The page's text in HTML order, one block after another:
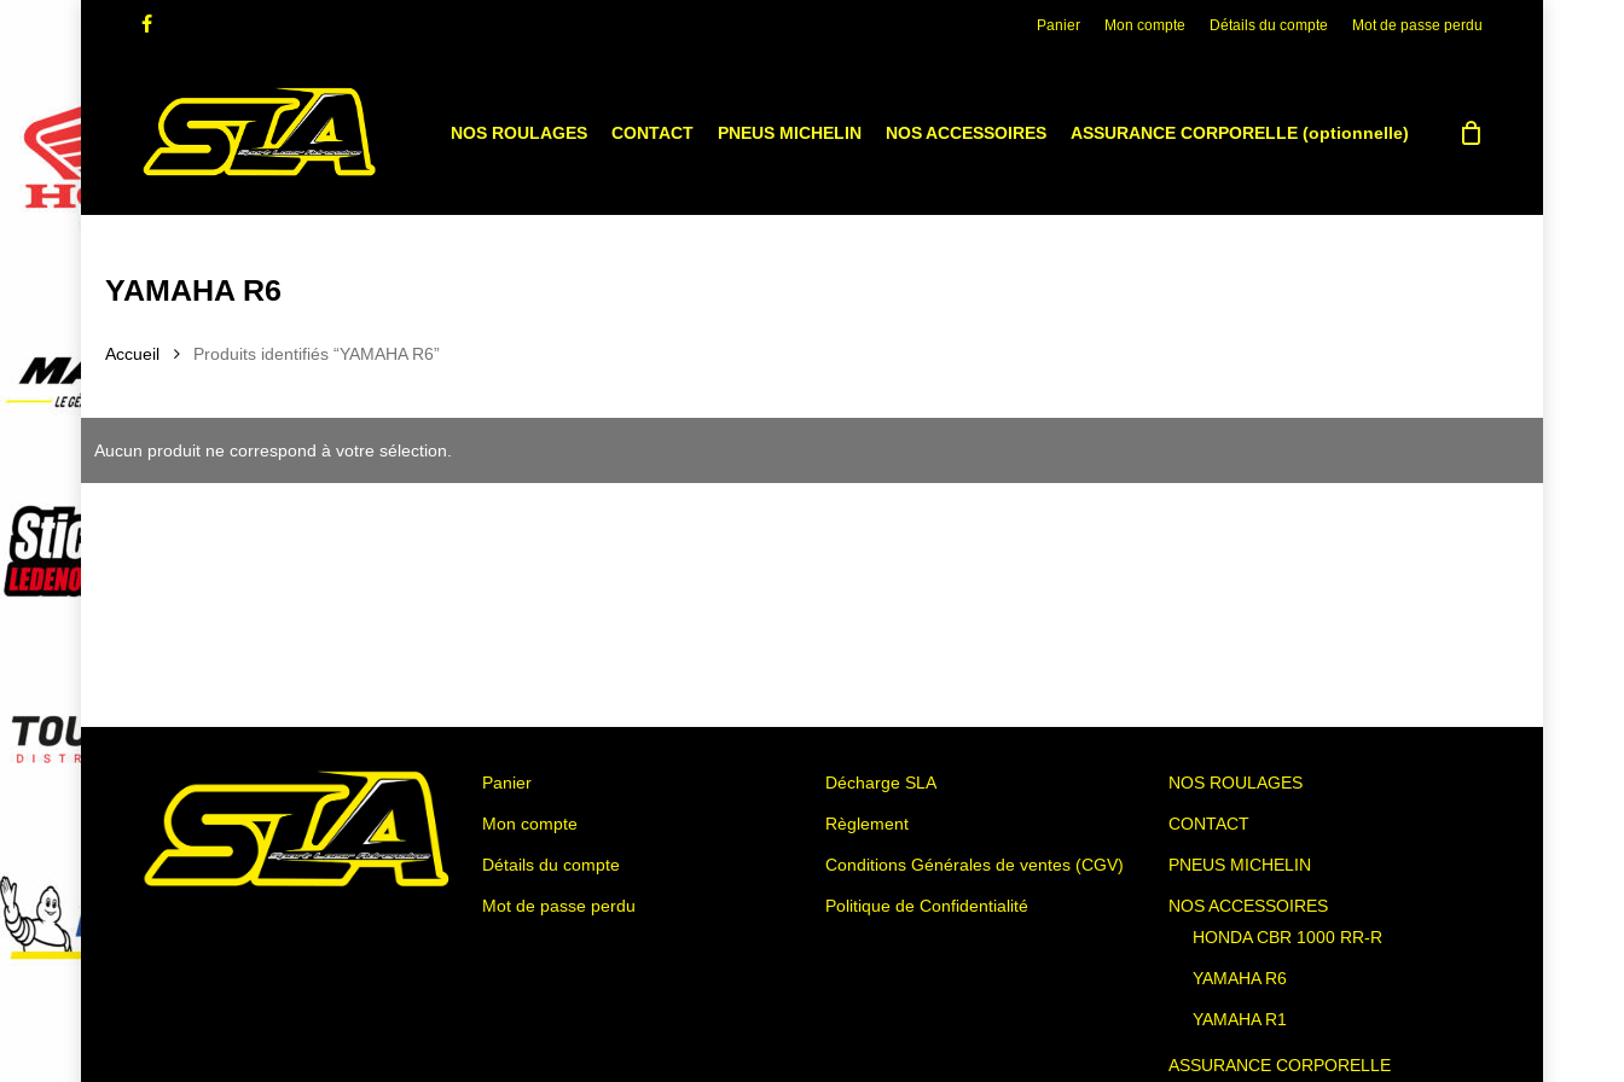
facebook Panier Mon compte Détails du compte Mot de passe perdu
NOS ROULAGES CONTACT PNEUS MICHELIN NOS ACCESSOIRES ASSURANCE CORPORELLE (optionnelle)
YAMAHA R6
Accueil Produits identifiés “YAMAHA R6”
Aucun produit ne correspond à votre sélection.
Panier
Mon compte
Détails du compte
Mot de passe perdu
Décharge SLA
Règlement
Conditions Générales de ventes (CGV)
Politique de Confidentialité
NOS ROULAGES
CONTACT
PNEUS MICHELIN
NOS ACCESSOIRES
HONDA CBR 1000 RR-R
YAMAHA R6
YAMAHA R1
ASSURANCE CORPORELLE